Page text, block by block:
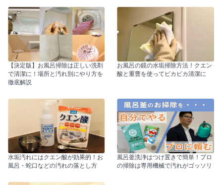
【決定版】お風呂掃除は正しい洗剤
で清潔に！場所と汚れ別にやり方を
徹底解説
お風呂の鏡の水垢掃除方法！クエン
酸と重曹を使ってピカピカ清潔に
水垢汚れにはクエン酸が効果的！お
風呂・蛇口などの汚れの落とし方
風呂釜洗浄はつけ置きで簡単！プロ
の掃除は専用機械で汚れがゴッソリ